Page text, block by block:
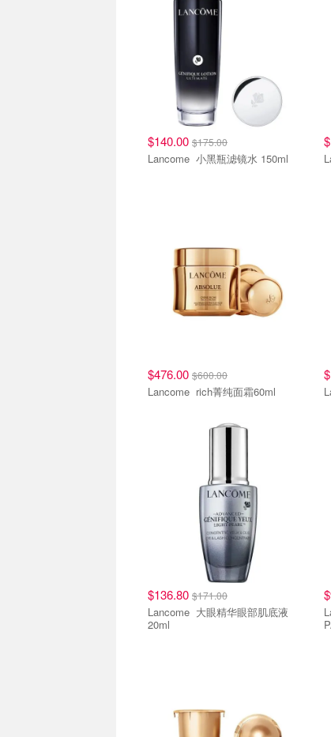
$140.00 $175.00
Lancome 小黑瓶滤镜水 150ml
$476.00 $600.00
Lancome rich菁纯面霜60ml
$136.80 $171.00
Lancome 大眼精华眼部肌底液
20ml